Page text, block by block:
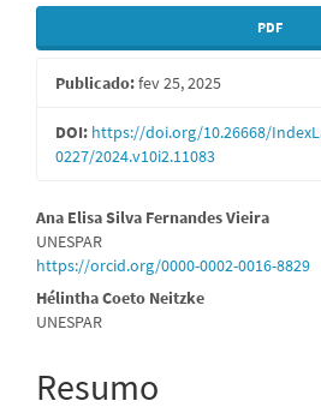
Barra
lateral
de
artigos
PDF
Publicado:fev 25, 2025
DOI: https://doi.org/10.26668/
0227/2024.v10i2.11083
Conteúdo
do
artigo
principal
Ana Elisa Silva Fernandes Vieira
UNESPAR
https://orcid.org/0000-0002-0016-8829
Hélintha Coeto Neitzke
UNESPAR
Resumo